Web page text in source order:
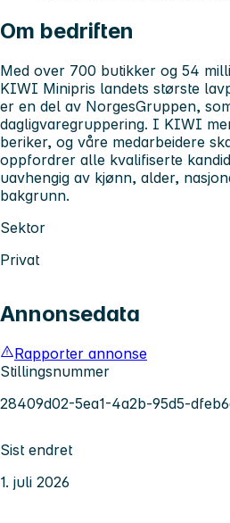
Om bedriften
Med over 700 butikker og 54
KIWI Minipris landets største
er en del av NorgesGruppen,
dagligvaregruppering. I KIWI
beriker, og våre medarbeidere
oppfordrer alle kvalifiserte
uavhengig av kjønn, alder,
bakgrunn.
Sektor
Privat
Annonsedata
Rapporter annonse
Stillingsnummer
28409d02-5ea1-4a2b-95d5-
Sist endret
1. juli 2026